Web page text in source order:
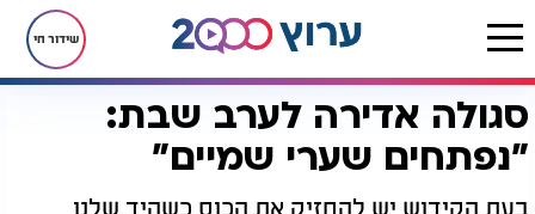
שידור חי
דף הבית יהדות לקראת שבת סגולות לשבת סגולה אדירה לערב שבת: "נפתחים שערי שמיים"
סגולה אדירה לערב שבת:
"נפתחים שערי שמיים"
בעת הקידוש יש להחזיק את הכוס כשהיד שלנו